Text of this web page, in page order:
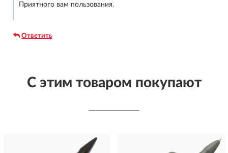
Приятного вам пользования.
Ответить
С этим товаром покупают